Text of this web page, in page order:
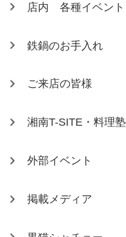
店内 各種イベント
鉄鍋のお手入れ
ご来店の皆様
湘南T-SITE・料理塾
外部イベント
掲載メディア